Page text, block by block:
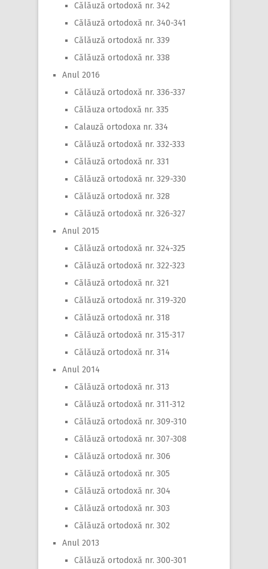
Călăuză ortodoxă nr. 342
Călăuză ortodoxă nr. 340-341
Călăuză ortodoxă nr. 339
Călăuză ortodoxă nr. 338
Anul 2016
Călăuză ortodoxă nr. 336-337
Călăuza ortodoxă nr. 335
Calauză ortodoxa nr. 334
Călăuză ortodoxă nr. 332-333
Călăuză ortodoxă nr. 331
Călăuză ortodoxă nr. 329-330
Călăuză ortodoxă nr. 328
Călăuză ortodoxă nr. 326-327
Anul 2015
Călăuză ortodoxă nr. 324-325
Călăuză ortodoxă nr. 322-323
Călăuză ortodoxă nr. 321
Călăuză ortodoxă nr. 319-320
Călăuză ortodoxă nr. 318
Călăuză ortodoxă nr. 315-317
Călăuză ortodoxă nr. 314
Anul 2014
Călăuză ortodoxă nr. 313
Călăuză ortodoxă nr. 311-312
Călăuză ortodoxă nr. 309-310
Călăuză ortodoxă nr. 307-308
Călăuză ortodoxă nr. 306
Călăuză ortodoxă nr. 305
Călăuză ortodoxă nr. 304
Călăuză ortodoxă nr. 303
Călăuză ortodoxă nr. 302
Anul 2013
Călăuză ortodoxă nr. 300-301